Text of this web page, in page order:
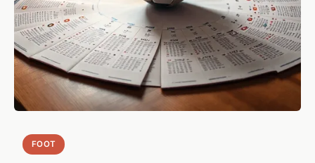
FOOT